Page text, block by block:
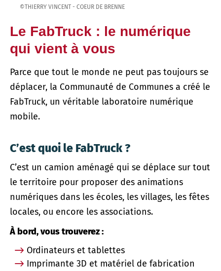
©THIERRY VINCENT - COEUR DE BRENNE
Le FabTruck : le numérique
qui vient à vous
Parce que tout le monde ne peut pas toujours se
déplacer, la Communauté de Communes a créé le
FabTruck, un véritable laboratoire numérique
mobile.
C’est quoi le FabTruck ?
C’est un camion aménagé qui se déplace sur tout
le territoire pour proposer des animations
numériques dans les écoles, les villages, les fêtes
locales, ou encore les associations.
À bord, vous trouverez :
Ordinateurs et tablettes
Imprimante 3D et matériel de fabrication